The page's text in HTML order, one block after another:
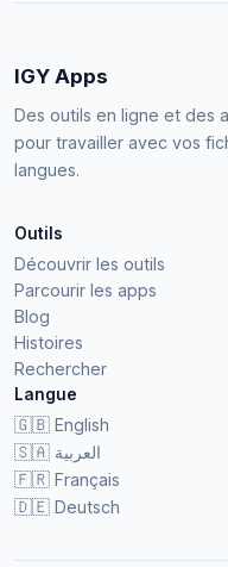
IGY Apps
Des outils en ligne et des
pour travailler avec vos
langues.
Outils
Découvrir les outils
Parcourir les apps
Blog
Histoires
Rechercher
Langue
🇬🇧 English
🇸🇦 العربية
🇫🇷 Français
🇩🇪 Deutsch